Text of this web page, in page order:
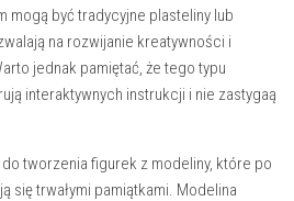
mogą być tradycyjne plasteliny lub
na rozwijanie kreatywności i
jednak pamiętać, że tego typu
interaktywnych instrukcji i nie zastygaą
tworzenia figurek z modeliny, które po
się trwałymi pamiątkami. Modelina